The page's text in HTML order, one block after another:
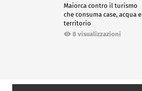
Maiorca contro il turismo
che consuma case, acqua e
territorio
8 visualizzazioni